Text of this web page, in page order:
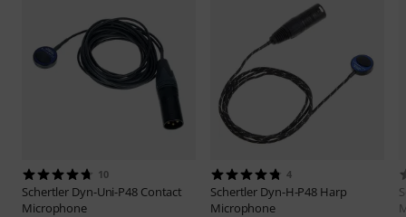
10
Schertler Dyn-Uni-P48 Contact
Microphone
4
Schertler Dyn-H-P48 Harp
Microphone